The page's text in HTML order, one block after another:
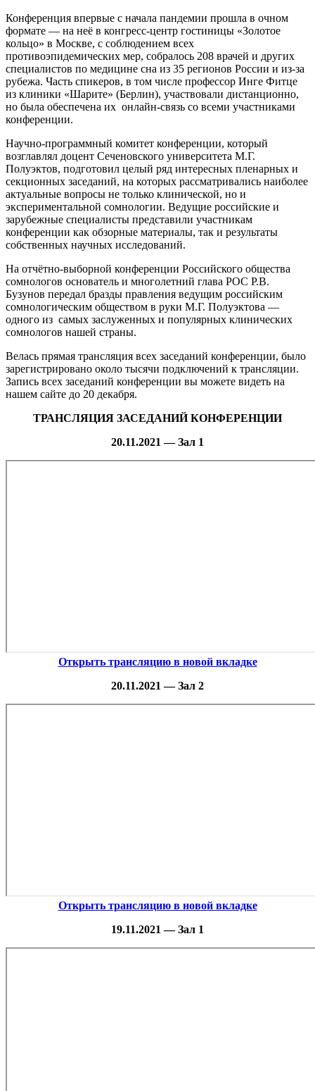
Конференция впервые с начала пандемии прошла в очном
формате — на неё в конгресс-центр гостиницы «Золотое
кольцо» в Москве, с соблюдением всех
противоэпидемических мер, собралось 208 врачей и других
специалистов по медицине сна из 35 регионов России и из-за
рубежа. Часть спикеров, в том числе профессор Инге Фитце
из клиники «Шарите» (Берлин), участвовали дистанционно,
но была обеспечена их онлайн-связь со всеми участниками
конференции.
Научно-программный комитет конференции, который
возглавлял доцент Сеченовского университета М.Г.
Полуэктов, подготовил целый ряд интересных пленарных и
секционных заседаний, на которых рассматривались наиболее
актуальные вопросы не только клинической, но и
экспериментальной сомнологии. Ведущие российские и
зарубежные специалисты представили участникам
конференции как обзорные материалы, так и результаты
собственных научных исследований.
На отчётно-выборной конференции Российского общества
сомнологов основатель и многолетний глава РОС Р.В.
Бузунов передал бразды правления ведущим российским
сомнологическим обществом в руки М.Г. Полуэктова —
одного из самых заслуженных и популярных клинических
сомнологов нашей страны.
Велась прямая трансляция всех заседаний конференции, было
зарегистрировано около тысячи подключений к трансляции.
Запись всех заседаний конференции вы можете видеть на
нашем сайте до 20 декабря.
ТРАНСЛЯЦИЯ ЗАСЕДАНИЙ КОНФЕРЕНЦИИ
20.11.2021 — Зал 1
Открыть трансляцию в новой вкладке
20.11.2021 — Зал 2
Открыть трансляцию в новой вкладке
19.11.2021 — Зал 1